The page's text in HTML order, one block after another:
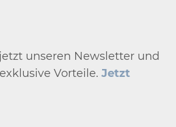
unseren Newsletter und
Vorteile. Jetzt